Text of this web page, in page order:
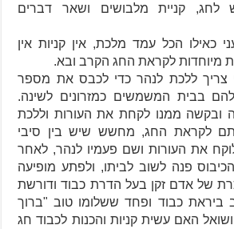
לחג, קניית מלבושים ושאר דברים
כאילו הכל עמד מלכת, אין קניות אין
מיוחדות לקראת החג הקרב ובא.
צריך ללכת לנהר כדי לכבס את מספר
בבית המשמשים כמזרונים לשינה.
ובקשה ממנו לקחת את העורות וללכת
לקראת החג, מחשש שיש בין סיבי
את העורות ושם פעמיו לנהר, לאחר
פנה לשוב לביתו, ולפתע מופיעה
של אדם זקן בעל הדרת כבוד ודורשת
ביראת כבוד ופחד ששלומו טוב "ברוך
האם עשית קניות והכנות לכבוד חג